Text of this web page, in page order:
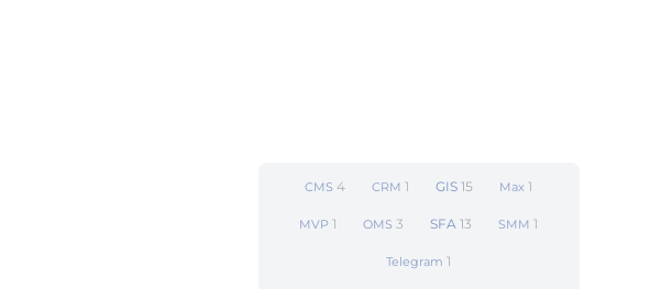
CMS4 CRM1 GIS15 Max1
MVP1 OMS3 SFA13 SMM1
Telegram1